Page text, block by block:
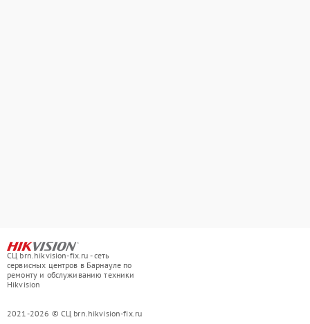
СЦ brn.hikvision-fix.ru - сеть
сервисных центров в Барнауле по
ремонту и обслуживанию техники
Hikvision
2021-2026 © СЦ brn.hikvision-fix.ru